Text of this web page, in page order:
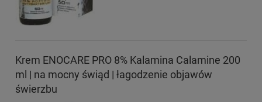
Krem ENOCARE PRO 8% Kalamina Calamine 200
ml | na mocny świąd | łagodzenie objawów
świerzbu